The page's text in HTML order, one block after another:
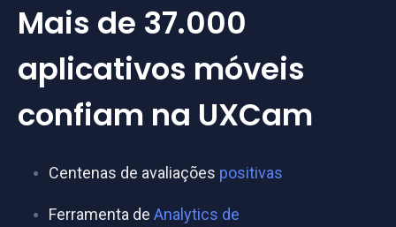
Mais de 37.000
aplicativos móveis
confiam na UXCam
Centenas de avaliações positivas
Ferramenta deAnalytics de